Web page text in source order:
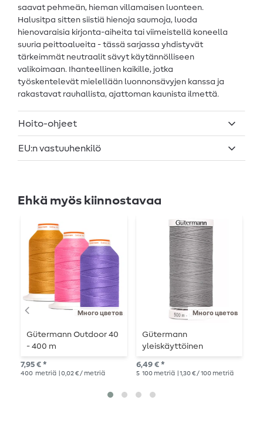
saavat pehmeän, hieman villamaisen luonteen.
Halusitpa sitten siistiä hienoja saumoja, luoda
hienovaraisia kirjonta-aiheita tai viimeistellä koneella
suuria peittoalueita - tässä sarjassa yhdistyvät
tärkeimmät neutraalit sävyt käytännölliseen
valikoimaan. Ihanteellinen kaikille, jotka
työskentelevät mielellään luonnonsävyjen kanssa ja
rakastavat rauhallista, ajattoman kaunista ilmettä.
Hoito-ohjeet
EU:n vastuuhenkilö
Ehkä myös kiinnostavaa
Много цветов
Gütermann Outdoor 40
- 400 m
7,95 € *
400 metriä | 0,02 € / metriä
Много цветов
Gütermann
yleiskäyttöinen
ompelukone 500m
6,49 € *
5 100 metriä | 1,30 € / 100 metriä